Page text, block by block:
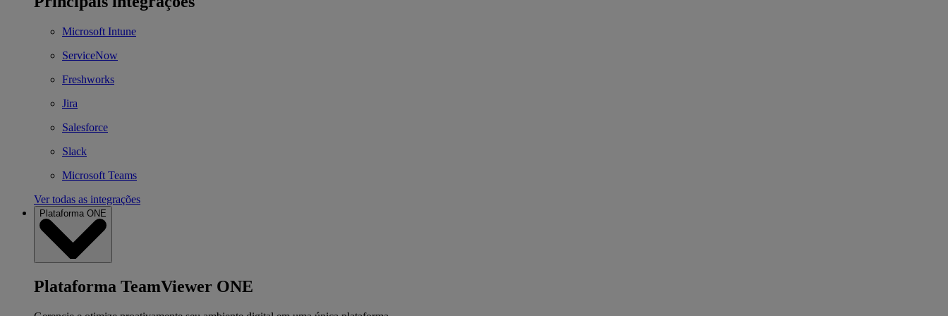
Microsoft Intune
ServiceNow
Freshworks
Jira
Salesforce
Slack
Microsoft Teams
Ver todas as integrações
Plataforma ONE
Plataforma TeamViewer ONE